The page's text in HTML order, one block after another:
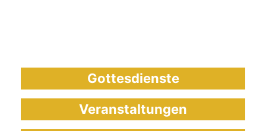
Gottesdienste
Veranstaltungen